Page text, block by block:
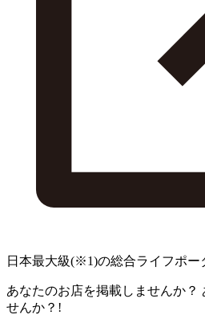
日本最大級(※1)の総合ライフポー
あなたのお店を掲載しませんか？
せんか？!